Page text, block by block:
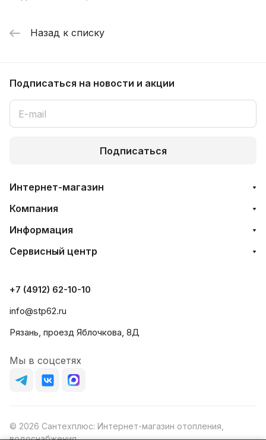
Назад к списку
Подписаться на новости и акции
Подписаться
Интернет-магазин
Компания
Информация
Сервисный центр
+7 (4912) 62-10-10
info@stp62.ru
Рязань, проезд Яблочкова, 8Д
Мы в соцсетях
© 2026 Сантехплюс: Интернет-магазин отопления,